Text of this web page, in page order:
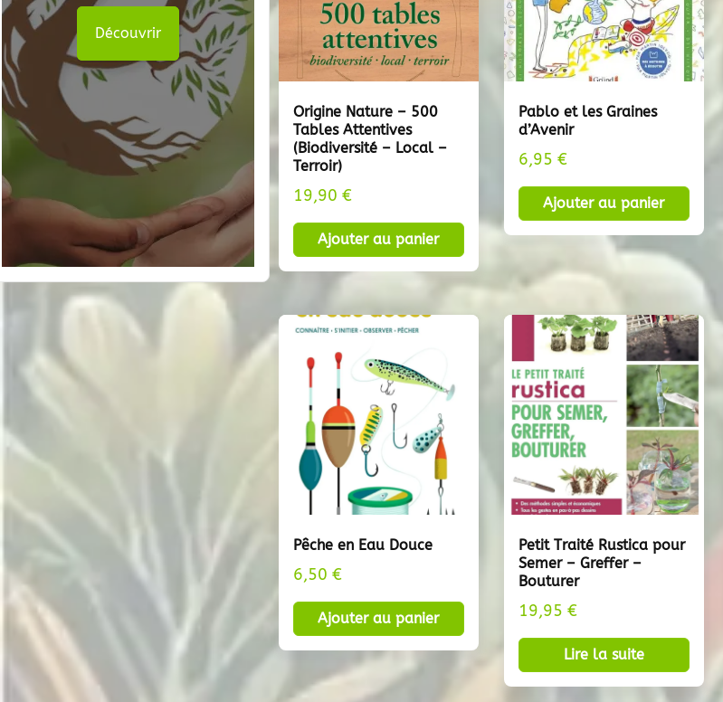
Découvrir
Origine Nature – 500
Tables Attentives
(Biodiversité – Local –
Terroir)
19,90 €
Ajouter au panier
Pablo et les Graines
d’Avenir
6,95 €
Ajouter au panier
Pêche en Eau Douce
6,50 €
Ajouter au panier
Petit Traité Rustica pour
Semer – Greffer –
Bouturer
19,95 €
Lire la suite